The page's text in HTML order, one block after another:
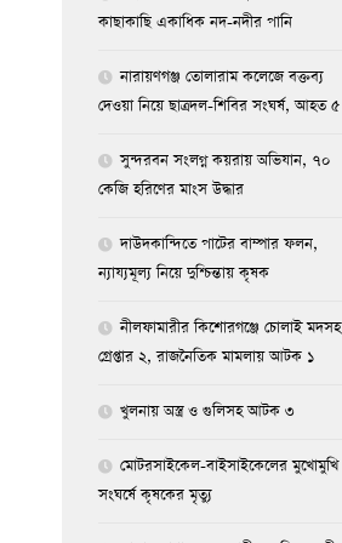
কাছাকাছি একাধিক নদ-নদীর পানি
নারায়ণগঞ্জ তোলারাম কলেজে বক্তব্য
দেওয়া নিয়ে ছাত্রদল-শিবির সংঘর্ষ, আহত ৫
সুন্দরবন সংলগ্ন কয়রায় অভিযান, ৭০
কেজি হরিণের মাংস উদ্ধার
দাউদকান্দিতে পাটের বাম্পার ফলন,
ন্যায্যমূল্য নিয়ে দুশ্চিন্তায় কৃষক
নীলফামারীর কিশোরগঞ্জে চোলাই মদসহ
গ্রেপ্তার ২, রাজনৈতিক মামলায় আটক ১
খুলনায় অস্ত্র ও গুলিসহ আটক ৩
মোটরসাইকেল-বাইসাইকেলের মুখোমুখি
সংঘর্ষে কৃষকের মৃত্যু